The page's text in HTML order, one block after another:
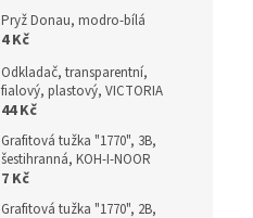
Pryž Donau, modro-bílá
4 Kč
Odkladač, transparentní,
fialový, plastový, VICTORIA
44 Kč
Grafitová tužka "1770", 3B,
šestihranná, KOH-I-NOOR
7 Kč
Grafitová tužka "1770", 2B,